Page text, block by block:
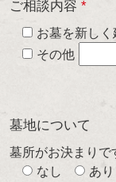
ご相談内容 *
お墓を新しく
その他
墓地について
墓所がお決まりで
なし
あり